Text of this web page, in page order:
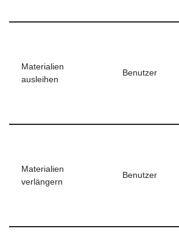
Materialien
ausleihen
Benutzer
Materialien
verlängern
Benutzer